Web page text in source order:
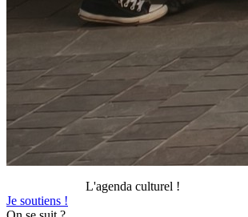
L'agenda culturel !
Je soutiens !